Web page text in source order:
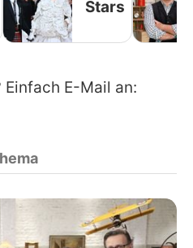
Stars
E-Mail an: